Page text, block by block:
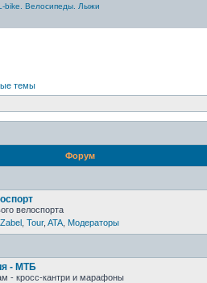
темы
Форум
велоспорта
Zabel Tour, ATA Модераторы
- МТБ
- кросс-кантри и марафоны